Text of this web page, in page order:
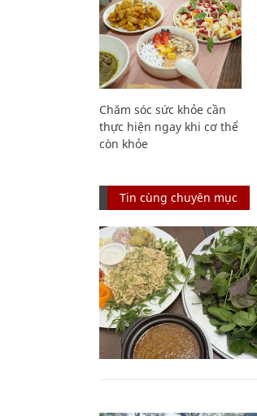
Chăm sóc sức khỏe cần
thực hiện ngay khi cơ thể
còn khỏe
Tin cùng chuyên mục